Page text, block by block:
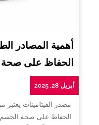
أهمية المصادر
الحفاظ على
أبريل 28, 2025
مصدر الفيتامينات
الحفاظ على صحة الجسم